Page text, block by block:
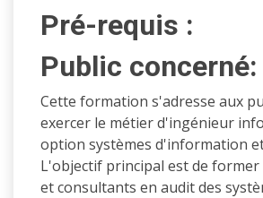
Pré-requis :
Public concerné:
Cette formation s'adresse aux
exercer le métier d'ingénieur
option systèmes d'information
L'objectif principal est de former
et consultants en audit des